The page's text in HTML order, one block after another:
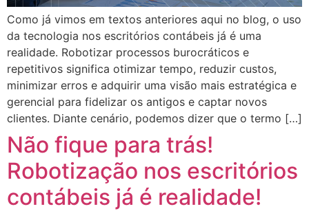
Como já vimos em textos anteriores aqui no blog, o uso
da tecnologia nos escritórios contábeis já é uma
realidade. Robotizar processos burocráticos e
repetitivos significa otimizar tempo, reduzir custos,
minimizar erros e adquirir uma visão mais estratégica e
gerencial para fidelizar os antigos e captar novos
clientes. Diante cenário, podemos dizer que o termo […]
Não fique para trás!
Robotização nos escritórios
contábeis já é realidade!